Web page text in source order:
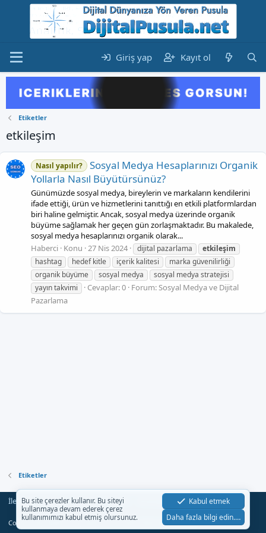
Giriş yap Kayıt ol
Etiketler
etkileşim
Nasıl yapılır?
Sosyal Medya Hesaplarınızı Organik
Yollarla Nasıl Büyütürsünüz?
Günümüzde sosyal medya, bireylerin ve markaların kendilerini
ifade ettiği, ürün ve hizmetlerini tanıttığı en etkili platformlardan
biri haline gelmiştir. Ancak, sosyal medya üzerinde organik
büyüme sağlamak her geçen gün zorlaşmaktadır. Bu makalede,
sosyal medya hesaplarınızı organik olarak...
Haberci Konu 27 Nis 2024 dijital pazarlama
etkileşim
hashtag
hedef kitle içerik kalitesi
marka güvenilirliği
organik büyüme
sosyal medya
sosyal medya stratejisi
yayın takvimi
Cevaplar: 0 Forum:Sosyal Medya ve Dijital
Pazarlama
Etiketler
İletişim Şartlar Gizlilik Yardım
R
S
S
Community platform by XenForo® © 2010-2023 XenForo Ltd.
Bu site çerezler kullanır. Bu siteyi
kullanmaya devam ederek çerez
kullanımımızı kabul etmiş olursunuz.
Kabul etmek
Daha fazla bilgi edin.…